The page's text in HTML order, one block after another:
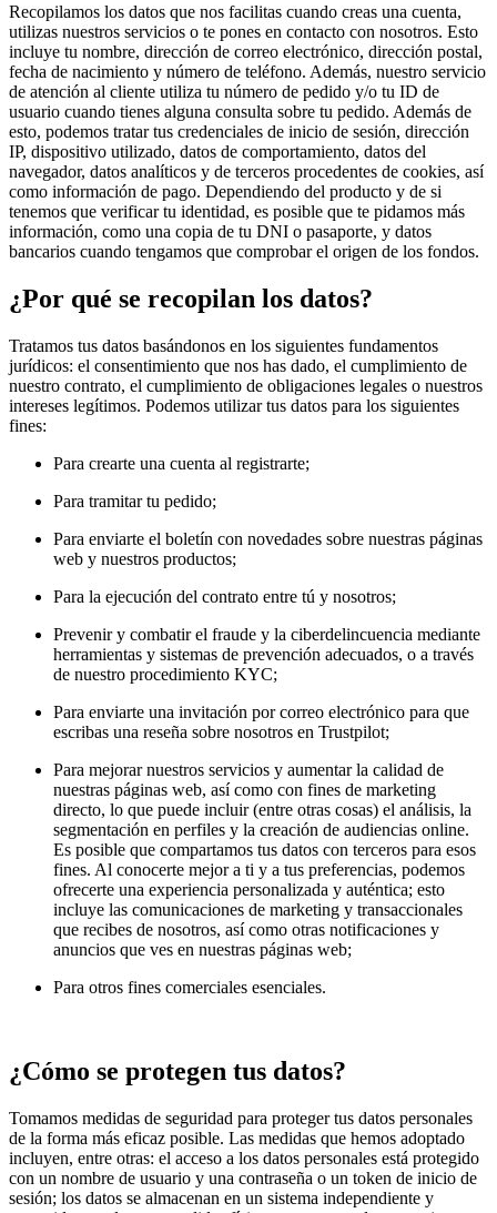
Recopilamos los datos que nos facilitas cuando creas una cuenta,
utilizas nuestros servicios o te pones en contacto con nosotros. Esto
incluye tu nombre, dirección de correo electrónico, dirección postal,
fecha de nacimiento y número de teléfono. Además, nuestro servicio
de atención al cliente utiliza tu número de pedido y/o tu ID de
usuario cuando tienes alguna consulta sobre tu pedido. Además de
esto, podemos tratar tus credenciales de inicio de sesión, dirección
IP, dispositivo utilizado, datos de comportamiento, datos del
navegador, datos analíticos y de terceros procedentes de cookies, así
como información de pago. Dependiendo del producto y de si
tenemos que verificar tu identidad, es posible que te pidamos más
información, como una copia de tu DNI o pasaporte, y datos
bancarios cuando tengamos que comprobar el origen de los fondos.
¿Por qué se recopilan los datos?
Tratamos tus datos basándonos en los siguientes fundamentos
jurídicos: el consentimiento que nos has dado, el cumplimiento de
nuestro contrato, el cumplimiento de obligaciones legales o nuestros
intereses legítimos. Podemos utilizar tus datos para los siguientes
fines:
Para crearte una cuenta al registrarte;
Para tramitar tu pedido;
Para enviarte el boletín con novedades sobre nuestras páginas
web y nuestros productos;
Para la ejecución del contrato entre tú y nosotros;
Prevenir y combatir el fraude y la ciberdelincuencia mediante
herramientas y sistemas de prevención adecuados, o a través
de nuestro procedimiento KYC;
Para enviarte una invitación por correo electrónico para que
escribas una reseña sobre nosotros en Trustpilot;
Para mejorar nuestros servicios y aumentar la calidad de
nuestras páginas web, así como con fines de marketing
directo, lo que puede incluir (entre otras cosas) el análisis, la
segmentación en perfiles y la creación de audiencias online.
Es posible que compartamos tus datos con terceros para esos
fines. Al conocerte mejor a ti y a tus preferencias, podemos
ofrecerte una experiencia personalizada y auténtica; esto
incluye las comunicaciones de marketing y transaccionales
que recibes de nosotros, así como otras notificaciones y
anuncios que ves en nuestras páginas web;
Para otros fines comerciales esenciales.
¿Cómo se protegen tus datos?
Tomamos medidas de seguridad para proteger tus datos personales
de la forma más eficaz posible. Las medidas que hemos adoptado
incluyen, entre otras: el acceso a los datos personales está protegido
con un nombre de usuario y una contraseña o un token de inicio de
sesión; los datos se almacenan en un sistema independiente y